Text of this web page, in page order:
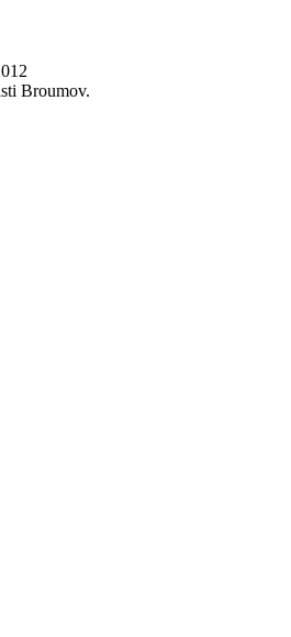
Broumov.